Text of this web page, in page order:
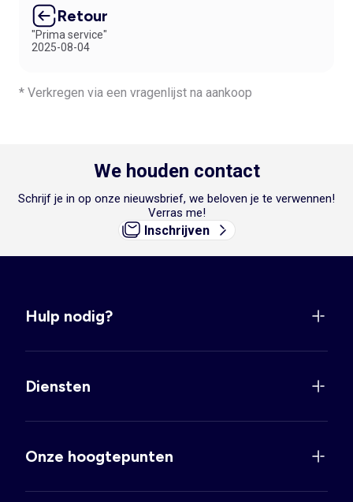
Retour
"Prima service"
2025-08-04
* Verkregen via een vragenlijst na aankoop
We houden contact
Schrijf je in op onze nieuwsbrief, we beloven je te verwennen!
Verras me!
Inschrijven
Hulp nodig?
Diensten
Onze hoogtepunten